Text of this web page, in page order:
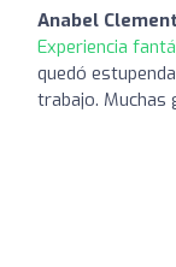
Anabel
Experiencia
quedó
trabajo. Muchas